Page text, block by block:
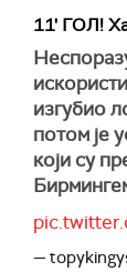
11' ГОЛ!
изгубио
потом је
који су
—